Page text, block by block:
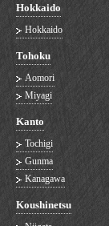
Hokkaido
Hokkaido
Tohoku
Aomori
Miyagi
Kanto
Tochigi
Gunma
Kanagawa
Koushinetsu